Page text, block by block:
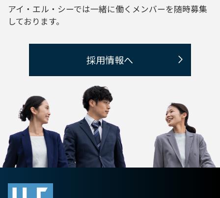
アイ・エル・シーでは一緒に働くメンバーを随時募集
しております。
採用情報へ